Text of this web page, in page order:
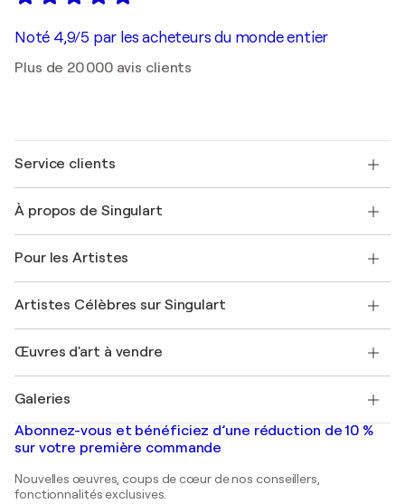
Noté 4,9/5 par les acheteurs du monde entier
Plus de 20 000 avis clients
Service clients
Expédition
Offrir une carte cadeau
Rejoignez notre programme commercial
Mon compte
+33 1 76 44 06 42
À propos de Singulart
FAQ
Magazine Singulart
Emplois
Découvrez une sélection d'art original
Pour les Artistes
Se connecter en tant qu'Artiste
Artistes Célèbres sur Singulart
Marc Chagall
Banksy
Mr. Brainwash
Shepard Fairey
Œuvres d'art à vendre
Tableaux abstraits à vendre
Peintures de paysage
Estampes
Peintures acryliques
Galeries
Galeries d'art en France
Galeries d'art en Belgique
Abonnez-vous et bénéficiez d’une réduction de 10 %
sur votre première commande
Nouvelles œuvres, coups de cœur de nos conseillers,
fonctionnalités exclusives.